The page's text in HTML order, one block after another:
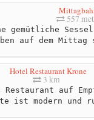
557
gemütliche
auf dem
Hotel Restaurant Krone
3 km
Restaurant auf
ist modern und